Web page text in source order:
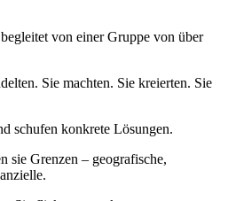
von einer Gruppe von über
Sie machten. Sie kreierten. Sie
schufen konkrete Lösungen.
sie Grenzen – geografische,